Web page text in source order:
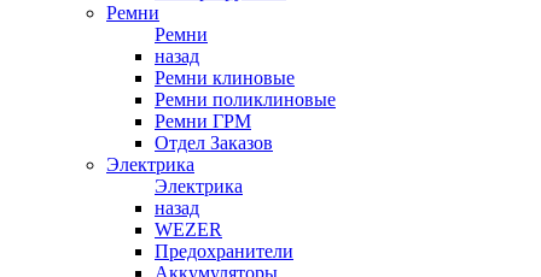
Ремни
Ремни
назад
Ремни клиновые
Ремни поликлиновые
Ремни ГРМ
Отдел Заказов
Электрика
Электрика
назад
WEZER
Предохранители
Аккумуляторы